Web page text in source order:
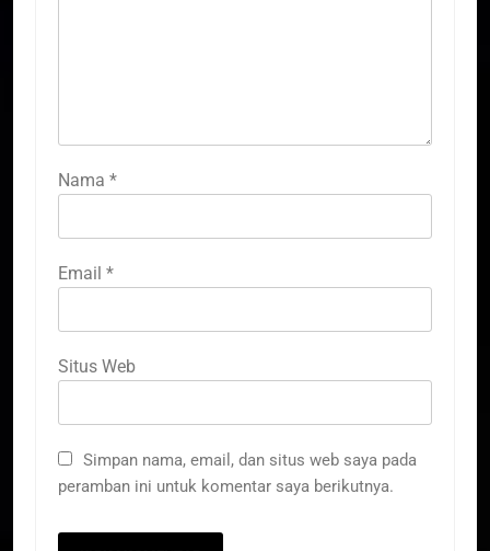
Nama *
Email *
Situs Web
Simpan nama, email, dan situs web saya pada
peramban ini untuk komentar saya berikutnya.